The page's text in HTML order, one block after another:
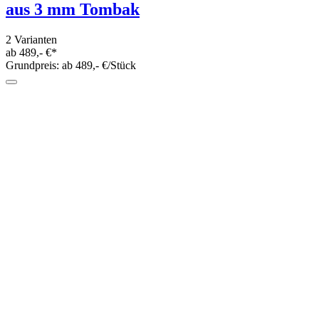
aus 3 mm Tombak
2 Varianten
ab 489,- €*
Grundpreis: ab 489,- €/Stück